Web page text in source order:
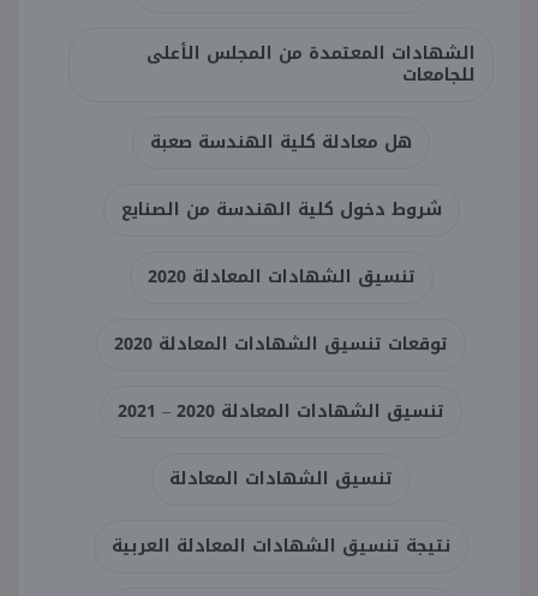
الشهادات المعتمدة من المجلس الأعلى
للجامعات
هل معادلة كلية الهندسة صعبة
شروط دخول كلية الهندسة من الصنايع
تنسيق الشهادات المعادلة 2020
توقعات تنسيق الشهادات المعادلة 2020
تنسيق الشهادات المعادلة 2020 – 2021
تنسيق الشهادات المعادلة
نتيجة تنسيق الشهادات المعادلة العربية